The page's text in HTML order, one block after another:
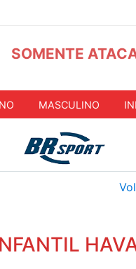
SOMENTE
MASCULINO